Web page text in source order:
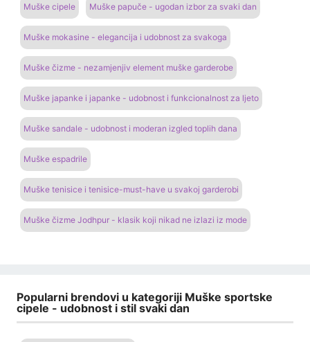
Muške cipele Muške papuče - ugodan izbor za svaki dan
Muške mokasine - elegancija i udobnost za svakoga
Muške čizme - nezamjenjiv element muške garderobe
Muške japanke i japanke - udobnost i funkcionalnost za ljeto
Muške sandale - udobnost i moderan izgled toplih dana
Muške espadrile
Muške tenisice i tenisice-must-have u svakoj garderobi
Muške čizme Jodhpur - klasik koji nikad ne izlazi iz mode
Popularni brendovi u kategoriji Muške sportske
cipele - udobnost i stil svaki dan